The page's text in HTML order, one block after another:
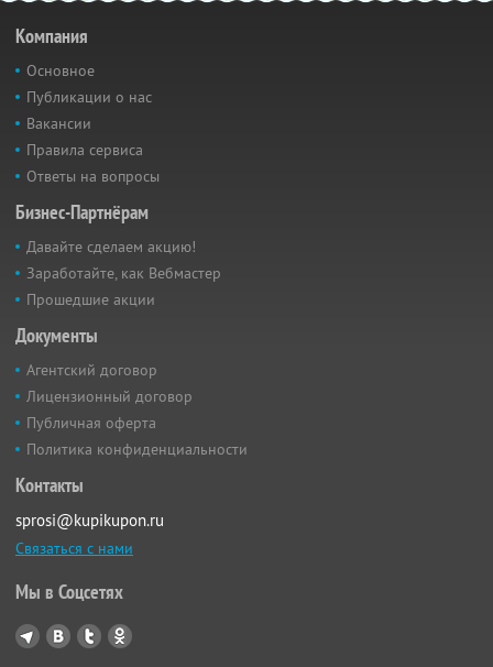
Компания
Основное
Публикации о нас
Вакансии
Правила сервиса
Ответы на вопросы
Бизнес-Партнёрам
Давайте сделаем акцию!
Заработайте, как Вебмастер
Прошедшие акции
Документы
Агентский договор
Лицензионный договор
Публичная оферта
Политика конфиденциальности
Контакты
sprosi@kupikupon.ru
Связаться с нами
Мы в Соцсетях